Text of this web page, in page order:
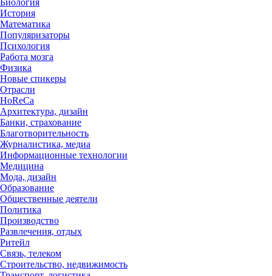
Биология
История
Математика
Популяризаторы
Психология
Работа мозга
Физика
Новые спикеры
Отрасли
HoReCa
Архитектура, дизайн
Банки, страхование
Благотворительность
Журналистика, медиа
Информационные технологии
Медицина
Мода, дизайн
Образование
Общественные деятели
Политика
Производство
Развлечения, отдых
Ритейл
Связь, телеком
Строительство, недвижимость